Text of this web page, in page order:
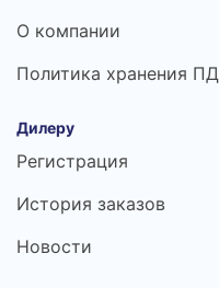
О компании
Политика хранения ПД
Дилеру
Регистрация
История заказов
Новости